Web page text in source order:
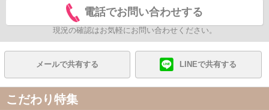
電話でお問い合わせする
現況の確認はお気軽にお問い合わせください。
メールで共有する LINEで共有する
こだわり特集